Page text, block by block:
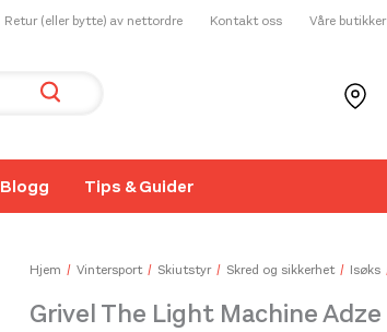
Retur (eller bytte) av nettordre Kontakt oss Våre butikker
Blogg Tips & Guider
Hjem Vintersport Skiutstyr Skred og sikkerhet Isøks
Grivel The Light Machine Adze